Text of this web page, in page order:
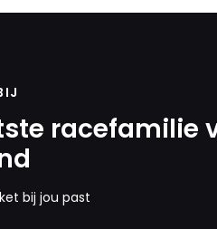
racefamilie
bij jou past